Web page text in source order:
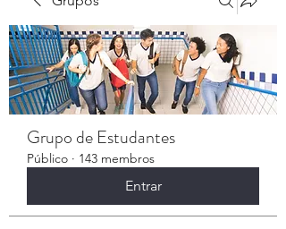
Grupo de Estudantes
Público · 143 membros
Entrar